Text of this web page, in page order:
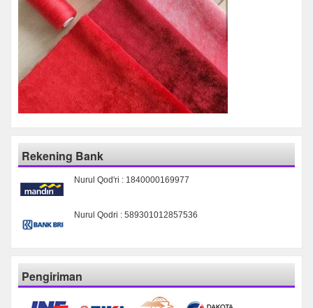
Rekening Bank
Nurul Qod'ri : 1840000169977
Nurul Qodri : 589301012857536
Pengiriman